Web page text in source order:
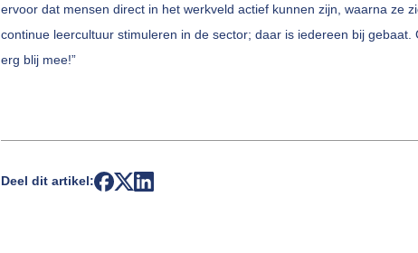
ervoor dat mensen direct in het werkveld actief kunnen zijn, waarna ze
continue leercultuur stimuleren in de sector; daar is iedereen bij
erg blij mee!”
Deel dit artikel: